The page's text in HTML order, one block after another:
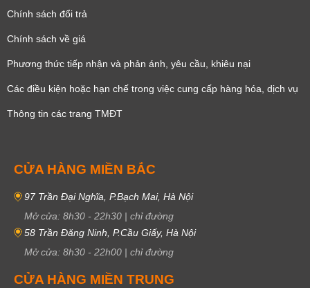
Chính sách đổi trả
Chính sách về giá
Phương thức tiếp nhận và phản ánh, yêu cầu, khiêu nại
Các điều kiện hoặc hạn chế trong việc cung cấp hàng hóa, dịch vụ
Thông tin các trang TMĐT
CỬA HÀNG MIỀN BẮC
97 Trần Đại Nghĩa, P.Bạch Mai, Hà Nội
Mở cửa: 8h30 - 22h30 | chỉ đường
58 Trần Đăng Ninh, P.Cầu Giấy, Hà Nội
Mở cửa: 8h30 - 22h00 | chỉ đường
CỬA HÀNG MIỀN TRUNG